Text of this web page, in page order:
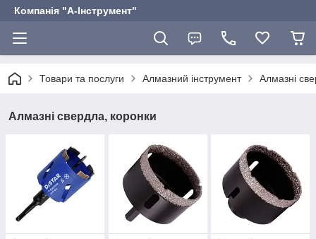
Компанія "А-Інструмент"
Товари та послуги Алмазний інструмент Алмазні
Алмазні свердла, коронки